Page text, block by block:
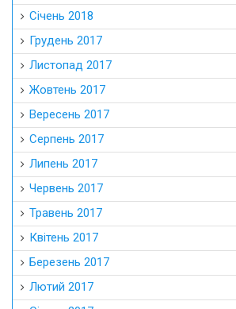
Січень 2018
Грудень 2017
Листопад 2017
Жовтень 2017
Вересень 2017
Серпень 2017
Липень 2017
Червень 2017
Травень 2017
Квітень 2017
Березень 2017
Лютий 2017